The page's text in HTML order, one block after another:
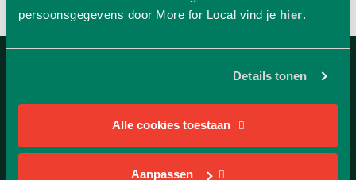
persoonsgegevens door More for Local vind je hier.
Details tonen
Alle cookies toestaan
Aanpassen